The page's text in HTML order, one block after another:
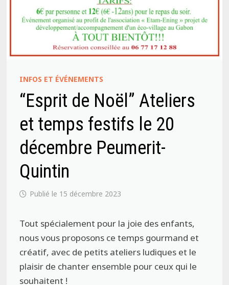
INFOS ET ÉVÉNEMENTS
“Esprit de Noël” Ateliers
et temps festifs le 20
décembre Peumerit-
Quintin
15 décembre 2023
Tout spécialement pour la joie des enfants,
nous vous proposons ce temps gourmand et
créatif, avec de petits ateliers ludiques et le
plaisir de chanter ensemble pour ceux qui le
souhaitent !